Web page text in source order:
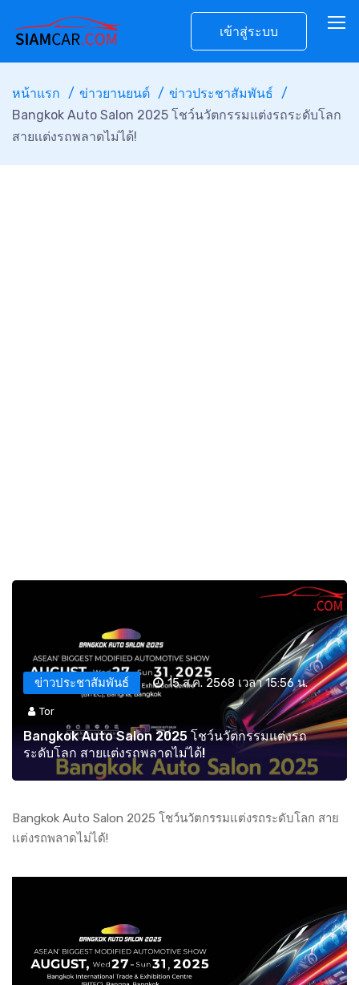
เข้าสู่ระบบ
หน้าแรก ข่าวยานยนต์
ข่าวประชาสัมพันธ์
Bangkok Auto Salon 2025 โชว์นวัตกรรมแต่งรถระดับโลก
สายเเต่งรถพลาดไม่ได้!
ข่าวประชาสัมพันธ์ 15 ส.ค. 2568 เวลา 15:56 น.
Tor
Bangkok Auto Salon 2025 โชว์นวัตกรรมแต่งรถ
ระดับโลก สายเเต่งรถพลาดไม่ได้!
Bangkok Auto Salon 2025 โชว์นวัตกรรมแต่งรถระดับโลก สาย
เเต่งรถพลาดไม่ได้!